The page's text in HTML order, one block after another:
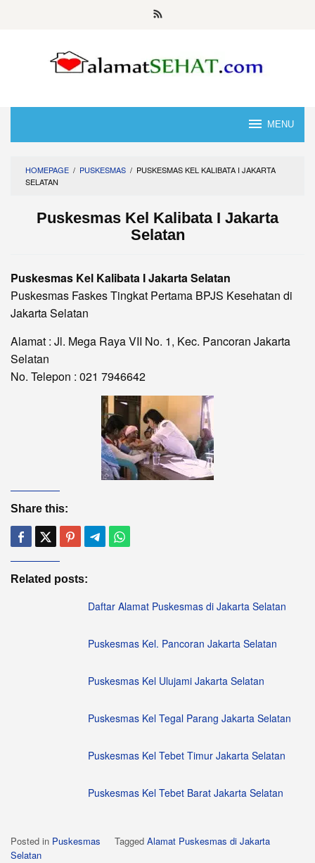
MENU
HOMEPAGE / PUSKESMAS / PUSKESMAS KEL KALIBATA I JAKARTA
SELATAN
Puskesmas Kel Kalibata I Jakarta
Selatan
Puskesmas Kel Kalibata I Jakarta Selatan
Puskesmas Faskes Tingkat Pertama BPJS Kesehatan di
Jakarta Selatan
Alamat : Jl. Mega Raya VII No. 1, Kec. Pancoran Jakarta
Selatan
No. Telepon : 021 7946642
Share this:
Related posts:
Daftar Alamat Puskesmas di Jakarta Selatan
Puskesmas Kel. Pancoran Jakarta Selatan
Puskesmas Kel Ulujami Jakarta Selatan
Puskesmas Kel Tegal Parang Jakarta Selatan
Puskesmas Kel Tebet Timur Jakarta Selatan
Puskesmas Kel Tebet Barat Jakarta Selatan
Posted in Puskesmas Tagged Alamat Puskesmas di Jakarta
Selatan